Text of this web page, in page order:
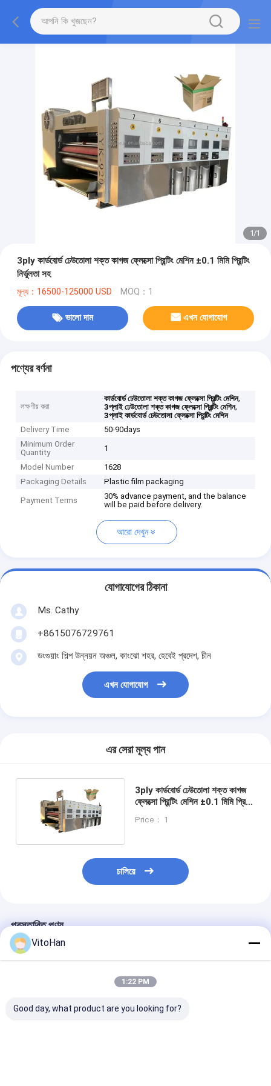
1/1
3ply কার্ডবোর্ড ঢেউতোলা শক্ত কাগজ ফ্লেক্সো প্রিন্টিং মেশিন ±0.1 মিমি প্রিন্টিং
নির্ভুলতা সহ
মূল্য：16500-125000 USD MOQ：1
ভালো দাম এখন যোগাযোগ
পণ্যের বর্ণনা
লক্ষণীয় করা
কার্ডবোর্ড ঢেউতোলা শক্ত কাগজ ফ্লেক্সো প্রিন্টিং মেশিন,
3প্লাই ঢেউতোলা শক্ত কাগজ ফ্লেক্সো প্রিন্টিং মেশিন,
3প্লাই কার্ডবোর্ড ঢেউতোলা ফ্লেক্সো প্রিন্টিং মেশিন
Delivery Time
50-90days
Minimum Order
Quantity
1
Model Number
1628
Packaging Details
Plastic film packaging
Payment Terms
30% advance payment, and the balance
will be paid before delivery.
আরো দেখুন
যোগাযোগের ঠিকানা
Ms. Cathy
+8615076729761
ডংগুয়াং শিল্প উন্নয়ন অঞ্চল, কাংঝো শহর, হেবেই প্রদেশ, চীন
এখন যোগাযোগ
এর সেরা মূল্য পান
3ply কার্ডবোর্ড ঢেউতোলা শক্ত কাগজ
ফ্লেক্সো প্রিন্টিং মেশিন ±0.1 মিমি প্রিন্টিং
Price： 1
চালিয়ে
প্রস্তাবিত পণ্য
VitoHan
1:22 PM
Good day, what product are you looking for?